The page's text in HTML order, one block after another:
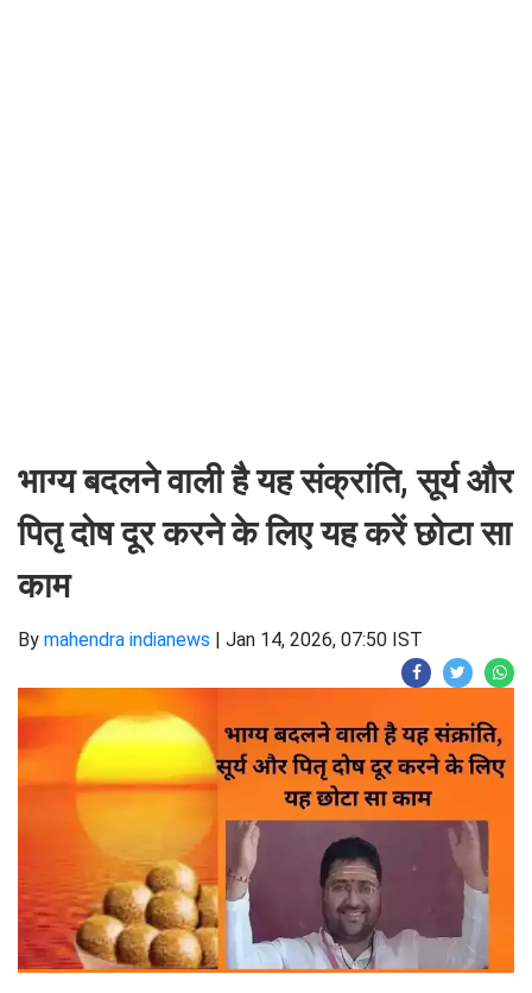
भाग्य बदलने वाली है यह संक्रांति, सूर्य और
पितृ दोष दूर करने के लिए यह करें छोटा सा
काम
By mahendra indianews | Jan 14, 2026, 07:50 IST